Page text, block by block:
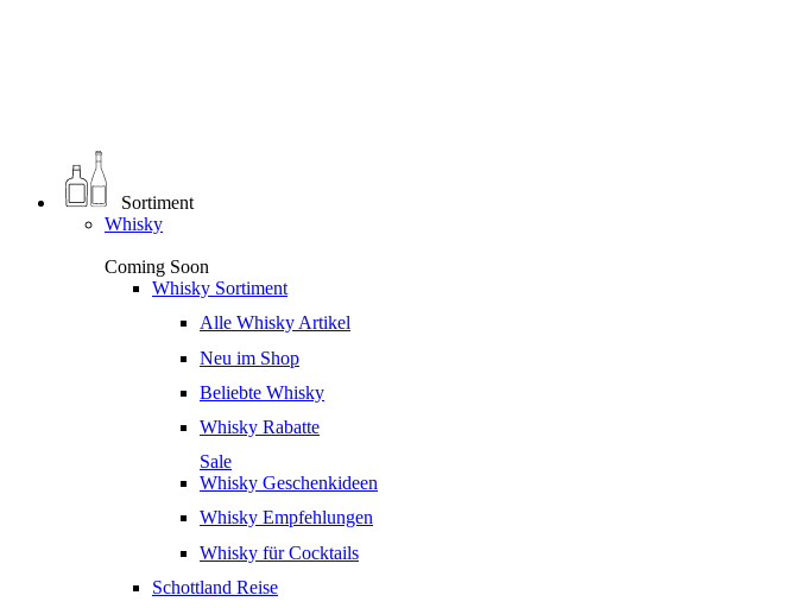
Sortiment
Whisky
Coming Soon
Whisky Sortiment
Alle Whisky Artikel
Neu im Shop
Beliebte Whisky
Whisky Rabatte
Sale
Whisky Geschenkideen
Whisky Empfehlungen
Whisky für Cocktails
Schottland Reise